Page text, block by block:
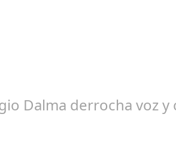
Dalma derrocha voz